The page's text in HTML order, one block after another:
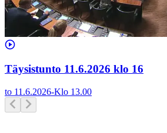
Täysistunto 11.6.2026 klo 16
to 11.6.2026-Klo 13.00